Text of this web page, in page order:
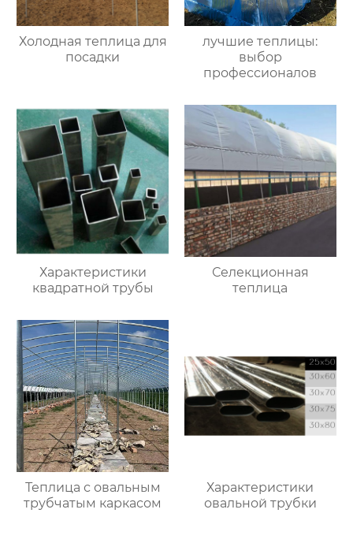
Холодная теплица для
посадки
лучшие теплицы:
выбор
профессионалов
Характеристики
квадратной трубы
Селекционная
теплица
Теплица с овальным
трубчатым каркасом
Характеристики
овальной трубки